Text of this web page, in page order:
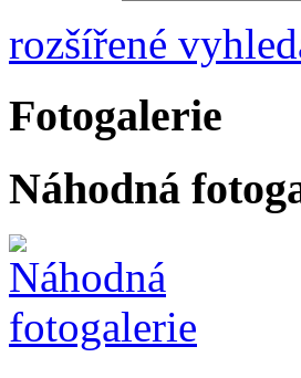
rozšířené
Fotogalerie
Náhodná